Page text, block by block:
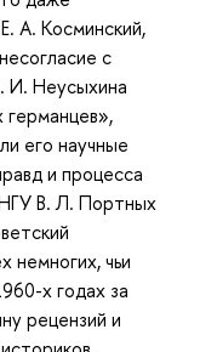
А. Косминский,
с
И. Неусыхина
его научные
и процесса
В. Л. Портных
немногих, чьи
х годах за
рецензий и